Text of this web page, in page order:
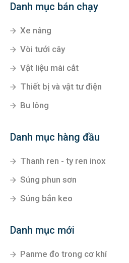
Danh mục bán chạy
Xe nâng
Vòi tưới cây
Vật liệu mài cắt
Thiết bị và vật tư điện
Bu lông
Danh mục hàng đầu
Thanh ren - ty ren inox
Súng phun sơn
Súng bắn keo
Danh mục mới
Panme đo trong cơ khí